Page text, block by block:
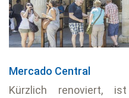
Mercado Central
Kürzlich renoviert,